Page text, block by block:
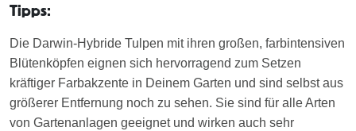
Tipps:
Die Darwin-Hybride Tulpen mit ihren großen, farbintensiven
Blütenköpfen eignen sich hervorragend zum Setzen
kräftiger Farbakzente in Deinem Garten und sind selbst aus
größerer Entfernung noch zu sehen. Sie sind für alle Arten
von Gartenanlagen geeignet und wirken auch sehr